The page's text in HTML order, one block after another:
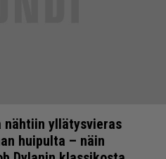
nähtiin yllätysvieras
huipulta – näin